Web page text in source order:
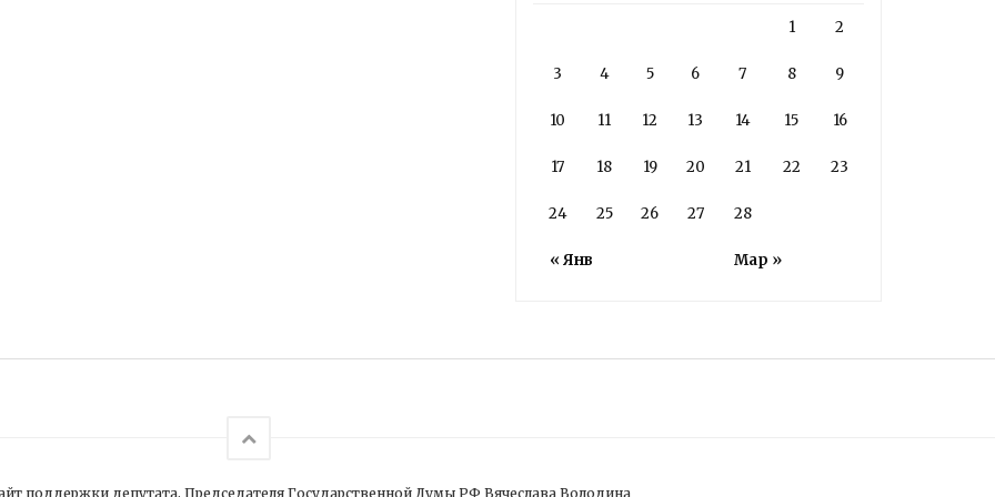
« Янв Мар »
1 2
3 4 5 6 7 8 9
10 11 12 13 14 15 16
17 18 19 20 21 22 23
24 25 26 27 28
поддержки депутата, Председателя Государственной Думы РФ Вячеслава Володина